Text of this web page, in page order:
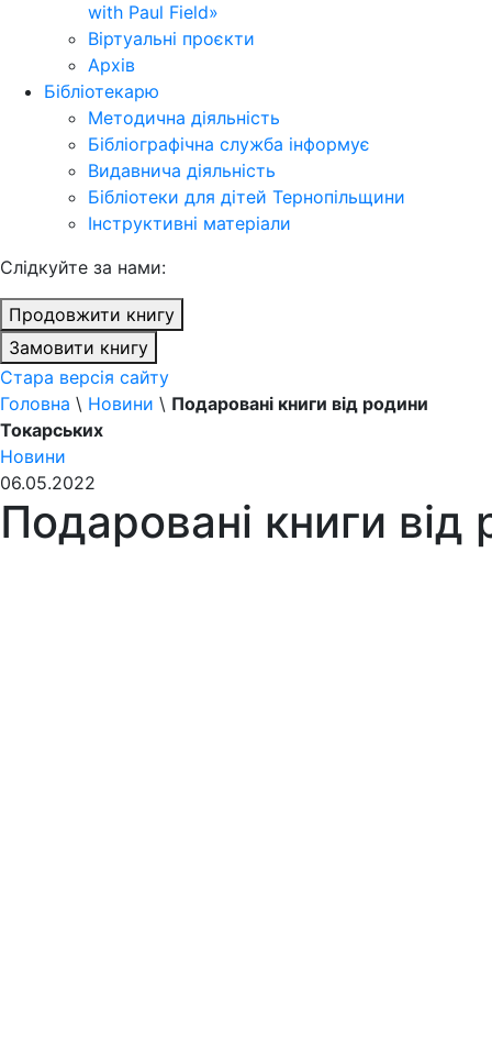
with Paul Field»
Віртуальні проєкти
Архів
Бібліотекарю
Методична діяльність
Бібліографічна служба інформує
Видавнича діяльність
Бібліотеки для дітей Тернопільщини
Інструктивні матеріали
Cлідкуйте за нами:
Продовжити книгу
Замовити книгу
Стара версія сайту
Головна \ Новини \ Подаровані книги від родини
Токарських
Новини
06.05.2022
Подаровані книги